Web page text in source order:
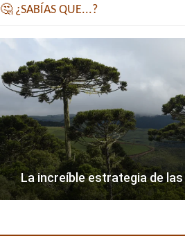
🤔 ¿SABÍAS QUE...?
La increíble estrategia de